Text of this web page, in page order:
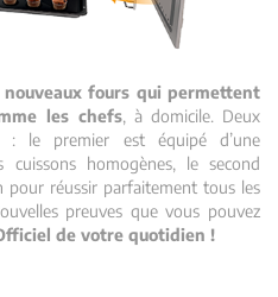
nouveaux fours qui permettent
les chefs, à domicile. Deux
: le premier est équipé d’une
homogènes, le second
pour réussir parfaitement tous les
preuves que vous pouvez
de votre quotidien !